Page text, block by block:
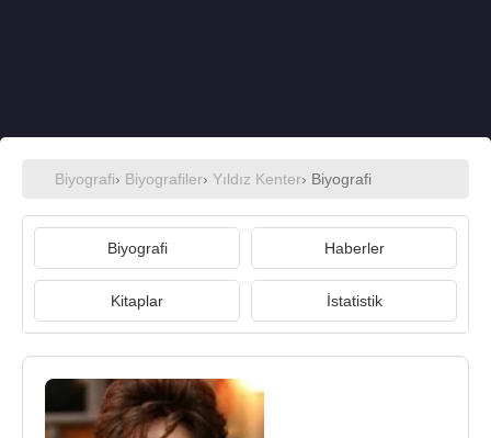
Biyografi› Biyografiler› Yıldız Kenter› Biyografi
Biyografi Haberler
Kitaplar İstatistik